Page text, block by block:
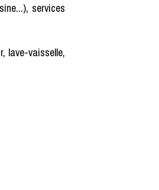
services
lave-vaisselle,